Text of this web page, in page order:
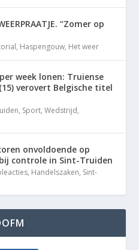
“Zomer op
, Haspengouw, Het weer
week lonen: Truiense
verovert Belgische titel
, Sport,Wedstrijd,
onvoldoende op
controle in Sint-Truiden
, Handelszaken, Sint-